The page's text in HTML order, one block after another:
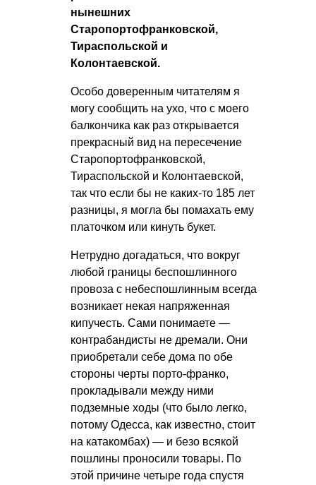
нынешних
Старопортофранковской,
Тираспольской и
Колонтаевской.
Особо доверенным читателям я
могу сообщить на ухо, что с моего
балкончика как раз открывается
прекрасный вид на пересечение
Старопортофранковской,
Тираспольской и Колонтаевской,
так что если бы не каких-то 185 лет
разницы, я могла бы помахать ему
платочком или кинуть букет.
Нетрудно догадаться, что вокруг
любой границы беспошлинного
провоза с небеспошлинным всегда
возникает некая напряженная
кипучесть. Сами понимаете —
контрабандисты не дремали. Они
приобретали себе дома по обе
стороны черты порто-франко,
прокладывали между ними
подземные ходы (что было легко,
потому Одесса, как известно, стоит
на катакомбах) — и безо всякой
пошлины проносили товары. По
этой причине четыре года спустя